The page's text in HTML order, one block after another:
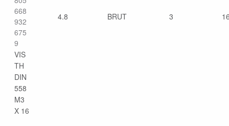
668
932
675
9
VIS
TH
DIN
558
M3
X 16
4.8 BRUT 3